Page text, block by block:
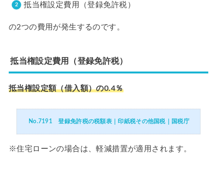
抵当権設定費用（登録免許税）
の2つの費用が発生するのです。
抵当権設定費用（登録免許税）
抵当権設定額（借入額）の0.4％
No.7191 登録免許税の税額表｜印紙税その他国税｜国税庁
※住宅ローンの場合は、軽減措置が適用されます。